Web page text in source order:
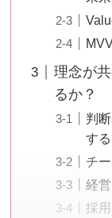
理念が
るか？
判
する
チ
経
採